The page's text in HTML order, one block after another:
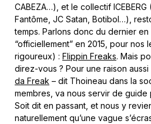
CABEZA…), et le collectif
Fantôme, JC Satan, Botibol…),
temps. Parlons donc du dernier
“officiellement” en 2015, pour nos
rigoureux) : Flippin Freaks. Mais
direz-vous ? Pour une raison
da Freak – dit Thoineau dans la
membres, va nous servir de
Soit dit en passant, et nous y
naturellement qu’une vague